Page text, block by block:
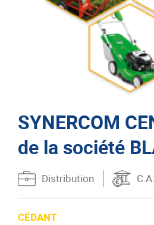
SYNERCOM
de la société
Distribution C.A.
CÉDANT